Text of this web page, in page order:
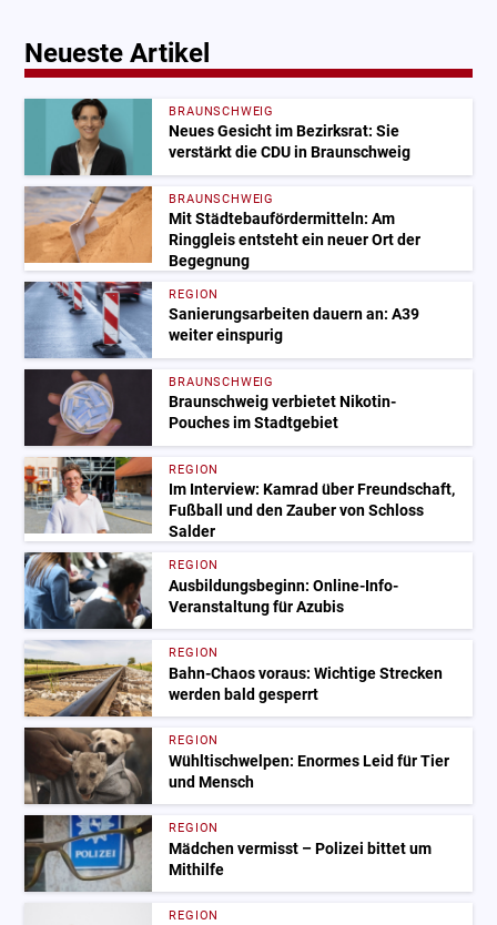
Neueste Artikel
BRAUNSCHWEIG
Neues Gesicht im Bezirksrat: Sie
verstärkt die CDU in Braunschweig
BRAUNSCHWEIG
Mit Städtebaufördermitteln: Am
Ringgleis entsteht ein neuer Ort der
Begegnung
REGION
Sanierungsarbeiten dauern an: A39
weiter einspurig
BRAUNSCHWEIG
Braunschweig verbietet Nikotin-
Pouches im Stadtgebiet
REGION
Im Interview: Kamrad über Freundschaft,
Fußball und den Zauber von Schloss
Salder
REGION
Ausbildungsbeginn: Online-Info-
Veranstaltung für Azubis
REGION
Bahn-Chaos voraus: Wichtige Strecken
werden bald gesperrt
REGION
Wühltischwelpen: Enormes Leid für Tier
und Mensch
REGION
Mädchen vermisst – Polizei bittet um
Mithilfe
REGION